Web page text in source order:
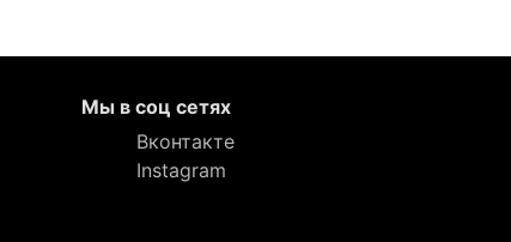
Мы в соц сетях
Вконтакте
Instagram